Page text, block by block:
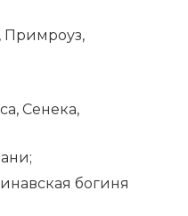
Примроуз,
Сенека,
богиня